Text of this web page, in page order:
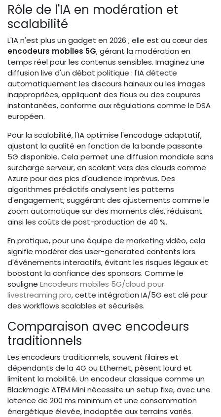
Rôle de l'IA en modération et
scalabilité
L'IA n'est plus un gadget en 2026 ; elle est au cœur des
encodeurs mobiles 5G, gérant la modération en
temps réel pour les contenus sensibles. Imaginez une
diffusion live d'un débat politique : l'IA détecte
automatiquement les discours haineux ou les images
inappropriées, appliquant des flous ou des coupures
instantanées, conforme aux régulations comme le DSA
européen.
Pour la scalabilité, l'IA optimise l'encodage adaptatif,
ajustant la qualité en fonction de la bande passante
5G disponible. Cela permet une diffusion mondiale sans
surcharge serveur, en scalant vers des clouds comme
Azure pour des pics d'audience imprévus. Des
algorithmes prédictifs analysent les patterns
d'engagement, suggérant des ajustements comme le
zoom automatique sur des moments clés, réduisant
ainsi les coûts de post-production de 40 %.
En pratique, pour une équipe de marketing vidéo, cela
signifie modérer des user-generated contents lors
d'événements interactifs, évitant les risques légaux et
boostant la confiance des sponsors. Comme le
souligne Encodeurs mobiles 5G/cloud pour
livestreaming pro, cette intégration IA/5G est clé pour
des workflows scalables et sécurisés.
Comparaison avec encodeurs
traditionnels
Les encodeurs traditionnels, souvent filaires et
dépendants de la 4G ou Ethernet, pèsent lourd et
limitent la mobilité. Un encodeur classique comme un
Blackmagic ATEM Mini nécessite un setup fixe, avec une
latence de 200 ms minimum et une consommation
énergétique élevée, inadaptée aux terrains variés.